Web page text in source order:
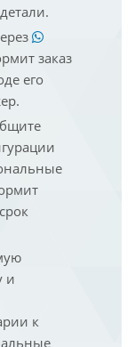
заказ
его
и
к